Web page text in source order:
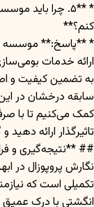
* **۵. چرا باید
کنم؟**
* **پاسخ:** موسسه
ارائه خدمات
به تضمین کیفیت و
سابقه درخشان در
کمک می‌کنیم تا با
تاثیرگذار ارائه
## **نتیجه‌گیری و
نگارش پروپوزال در
تکمیلی است که
انگشتی با درک عمیق